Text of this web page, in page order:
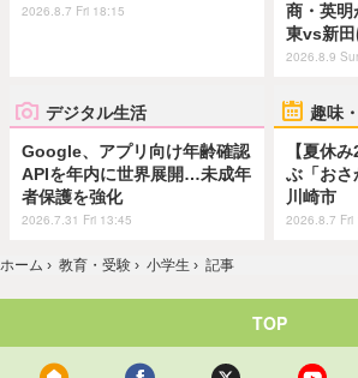
2026.8.7 Fri 18:15
商・英明
東vs新
2026.8.9
デジタル生活
Google、アプリ向け年齢確認
APIを年内に世界展開…未成年
者保護を強化
2026.7.31 Fri 13:45
趣味
【夏休
ぶ「お
川崎市
2026.8.7 Fri
ホーム › 教育・受験 › 小学生 › 記事
TOP